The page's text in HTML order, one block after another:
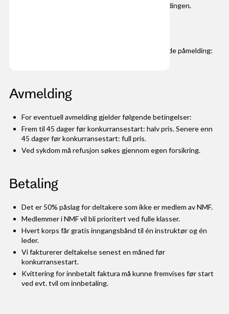
Dette må sendes inn så snart som mulig før påmeldingen.
Ta gjerne kontakt dersom du har spørsmål angående påmelding:
Avmelding
For eventuell avmelding gjelder følgende betingelser:
Frem til 45 dager før konkurransestart: halv pris. Senere enn
45 dager før konkurransestart: full pris.
Ved sykdom må refusjon søkes gjennom egen forsikring.
Betaling
Det er 50% påslag for deltakere som ikke er medlem av NMF.
Medlemmer i NMF vil bli prioritert ved fulle klasser.
Hvert korps får gratis inngangsbånd til én instruktør og én
leder.
Vi fakturerer deltakelse senest en måned før
konkurransestart.
Kvittering for innbetalt faktura må kunne fremvises før start
ved evt. tvil om innbetaling.